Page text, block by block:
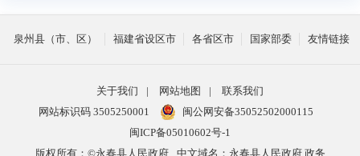
泉州县（市、区） 福建省设区市 各省区市 国家部委 友情链接
关于我们 | 网站地图 |
联系我们
网站标识码 3505250001
闽公网安备35052502000115
闽ICP备05010602号-1
版权所有：©永春县人民政府
中文域名：永春县人民政府.政务